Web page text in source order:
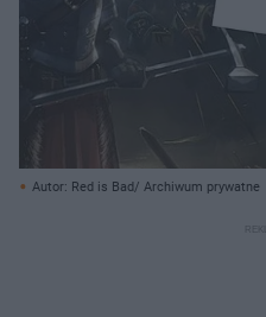
Autor: Red is Bad/ Archiwum prywatne